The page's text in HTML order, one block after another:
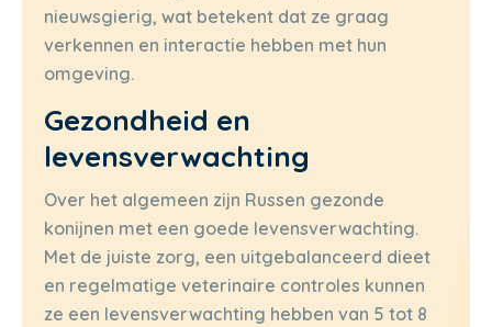
nieuwsgierig, wat betekent dat ze graag
verkennen en interactie hebben met hun
omgeving.
Gezondheid en
levensverwachting
Over het algemeen zijn Russen gezonde
konijnen met een goede levensverwachting.
Met de juiste zorg, een uitgebalanceerd dieet
en regelmatige veterinaire controles kunnen
ze een levensverwachting hebben van 5 tot 8